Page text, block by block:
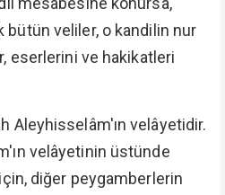
bütün veliler, o kandilin nur
eserlerini ve hakikatleri
Aleyhisselâm'ın velâyetidir.
velâyetinin üstünde
diğer peygamberlerin